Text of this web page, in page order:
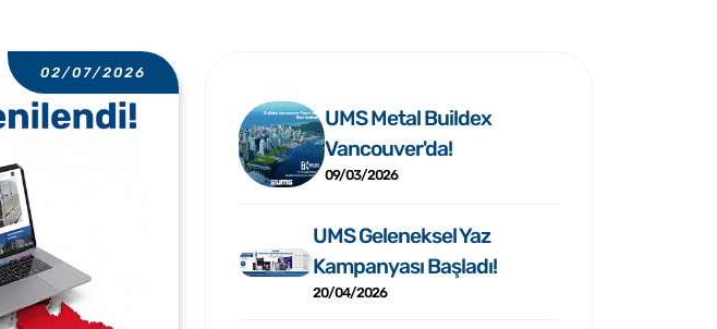
02/07/2026
UMS Metal Buildex
Vancouver'da!
09/03/2026
UMS Geleneksel Yaz
Kampanyası Başladı!
20/04/2026